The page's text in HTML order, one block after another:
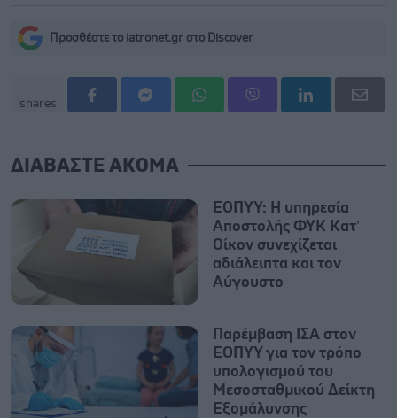
Προσθέστε το iatronet.gr στο Discover
shares
ΔΙΑΒΑΣΤΕ ΑΚΟΜΑ
ΕΟΠΥΥ: Η υπηρεσία
Αποστολής ΦΥΚ Κατ’
Οίκον συνεχίζεται
αδιάλειπτα και τον
Αύγουστο
Παρέμβαση ΙΣΑ στον
ΕΟΠΥΥ για τον τρόπο
υπολογισμού του
Μεσοσταθμικού Δείκτη
Εξομάλυνσης